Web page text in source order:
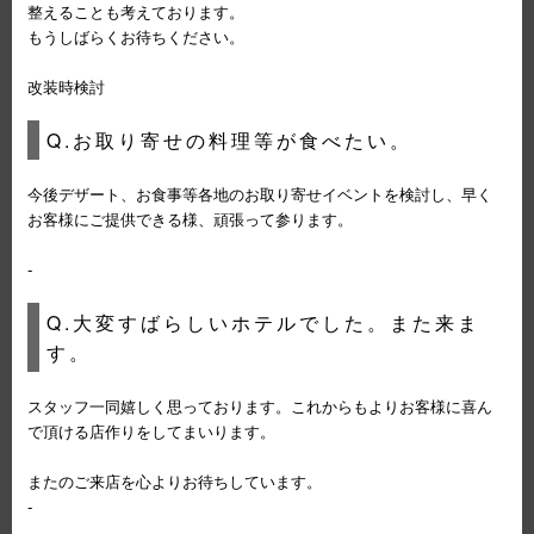
整えることも考えております。
もうしばらくお待ちください。
改装時検討
Q.お取り寄せの料理等が食べたい。
今後デザート、お食事等各地のお取り寄せイベントを検討し、早く
お客様にご提供できる様、頑張って参ります。
-
Q.大変すばらしいホテルでした。また来ま
す。
スタッフ一同嬉しく思っております。これからもよりお客様に喜ん
で頂ける店作りをしてまいります。
またのご来店を心よりお待ちしています。
-